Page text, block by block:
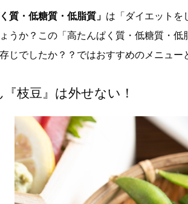
質・低糖質・低脂質」 は「ダイエットを
うか？この「高たんぱく質・低糖質・
じでしたか？？ではおすすめのメニュー
枝豆』は外せない！